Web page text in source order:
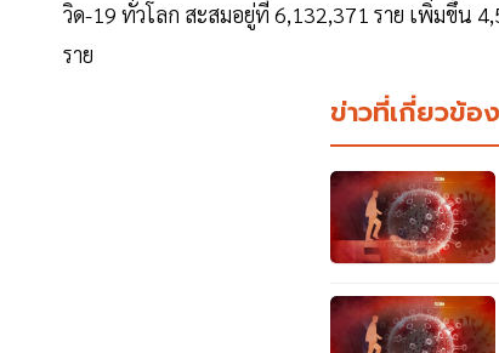
วิด-19 ทั่วโลก สะสมอยู่ที่ 6,132,371 ราย เพิ่มขึ้น
ราย
ข่าวที่เกี่ยวข้อง